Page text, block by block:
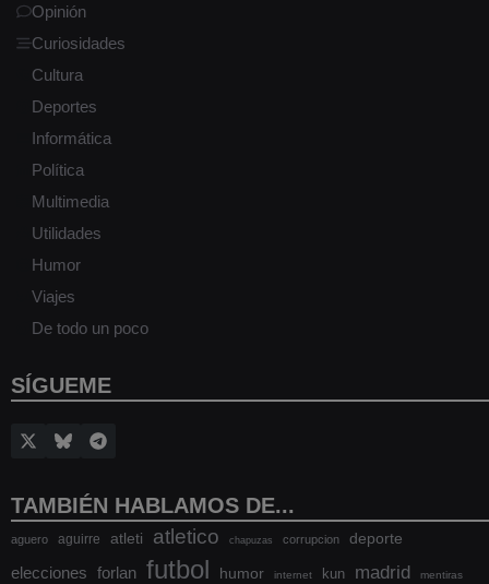
Opinión
Curiosidades
Cultura
Deportes
Informática
Política
Multimedia
Utilidades
Humor
Viajes
De todo un poco
SÍGUEME
TAMBIÉN HABLAMOS DE...
aguero aguirre atleti atletico chapuzas corrupcion deporte
elecciones forlan futbol humor internet kun madrid mentiras